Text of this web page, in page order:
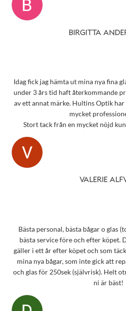
BIRGITTA
Idag fick jag hämta ut mina nya fina
under 3 års tid haft återkommande
av ett annat märke. Hultins Optik har
mycket
Stort tack från en mycket nöjd
VALERIE
Bästa personal, bästa bågar o glas
bästa service före och efter köpet.
gäller i ett år efter köpet och som
mina nya bågar, som inte gick att
och glas för 250sek (självrisk). Helt
ni är bäst!